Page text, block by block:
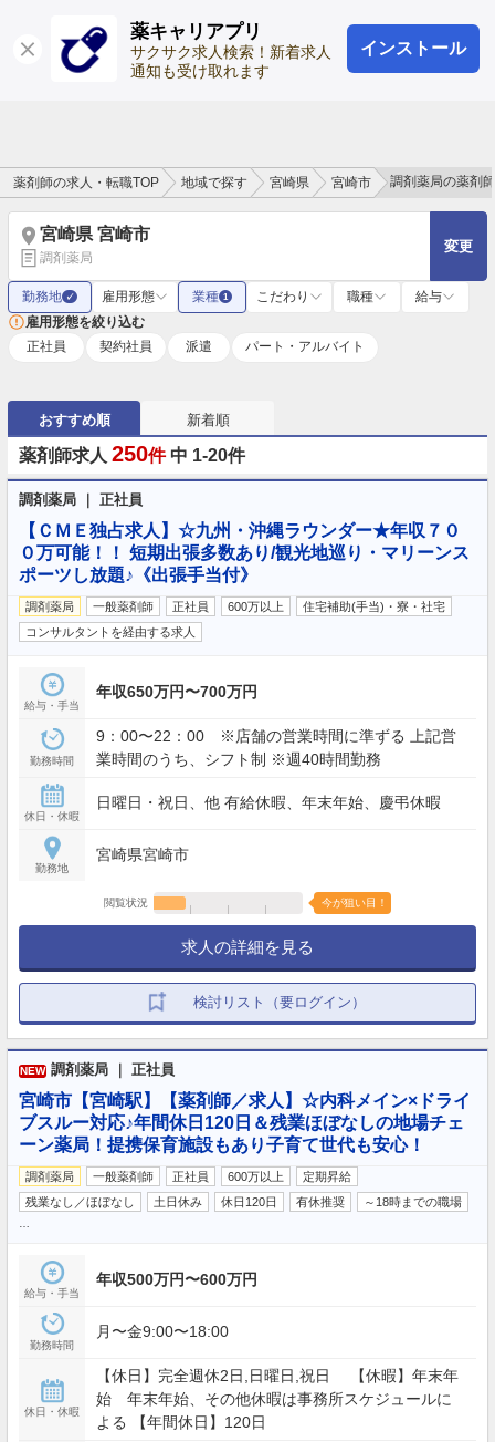
薬キャリアプリ
サクサク求人検索！新着求人
通知も受け取れます
インストール
ログイン 会員登録
薬剤師の求人・転職TOP 地域で探す 宮崎県 宮崎市 調剤薬局の薬剤
宮崎県 宮崎市
調剤薬局
変更
勤務地 ✓ 雇用形態 業種 1 こだわり 職種
給与
雇用形態を絞り込む
正社員
契約社員 派遣 パート・アルバイト
おすすめ順 新着順
薬剤師求人 250件 中 1-20件
調剤薬局 ｜ 正社員
【ＣＭＥ独占求人】☆九州・沖縄ラウンダー★年収７０
０万可能！！ 短期出張多数あり/観光地巡り・マリーンス
ポーツし放題♪《出張手当付》
調剤薬局 一般薬剤師 正社員 600万以上
住宅補助(手当)・寮・社宅
コンサルタントを経由する求人
給与・手当
年収650万円〜700万円
勤務時間
9：00〜22：00 ※店舗の営業時間に準ずる 上記営
業時間のうち、シフト制 ※週40時間勤務
休日・休暇
日曜日・祝日、他 有給休暇、年末年始、慶弔休暇
勤務地
宮崎県宮崎市
閲覧状況 今が狙い目！
求人の詳細を見る
検討リスト（要ログイン）
NEW 調剤薬局 ｜ 正社員
宮崎市【宮崎駅】【薬剤師／求人】☆内科メイン×ドライ
ブスルー対応♪年間休日120日＆残業ほぼなしの地場チェ
ーン薬局！提携保育施設もあり子育て世代も安心！
調剤薬局 一般薬剤師 正社員 600万以上
定期昇給
残業なし／ほぼなし
土日休み 休日120日 有休推奨 ～18時までの職場
給与・手当
年収500万円〜600万円
勤務時間
月〜金9:00〜18:00
休日・休暇
【休日】完全週休2日,日曜日,祝日 【休暇】年末年
始 年末年始、その他休暇は事務所スケジュールに
よる 【年間休日】120日